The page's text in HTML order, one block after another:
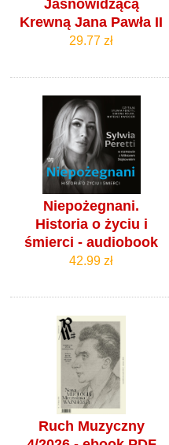
Jasnowidzącą
Krewną Jana Pawła II
29.77 zł
Niepożegnani.
Historia o życiu i
śmierci - audiobook
42.99 zł
Ruch Muzyczny